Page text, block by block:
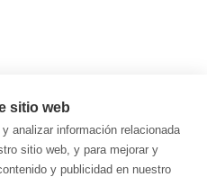
sitio web
analizar información relacionada
sitio web, y para mejorar y
y publicidad en nuestro